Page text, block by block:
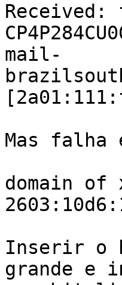
Received:
mail-
Mas falha
domain of
Inserir o
grande e